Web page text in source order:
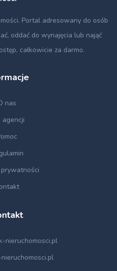
. Portal adresowany do osób
oddać do wynajęcia lub nająć
całkowicie za darmo.
nas
agencji
nieruchomosci.pl